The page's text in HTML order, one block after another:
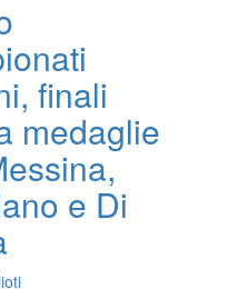
finali
medaglie
e Di